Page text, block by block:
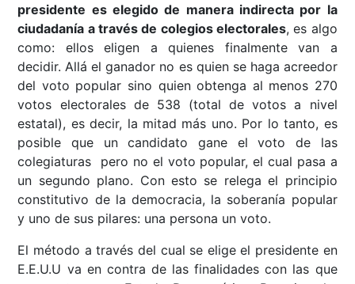
presidente es elegido de manera indirecta por la
ciudadanía a través de colegios electorales, es algo
como: ellos eligen a quienes finalmente van a
decidir. Allá el ganador no es quien se haga acreedor
del voto popular sino quien obtenga al menos 270
votos electorales de 538 (total de votos a nivel
estatal), es decir, la mitad más uno. Por lo tanto, es
posible que un candidato gane el voto de las
colegiaturas pero no el voto popular, el cual pasa a
un segundo plano. Con esto se relega el principio
constitutivo de la democracia, la soberanía popular
y uno de sus pilares: una persona un voto.
El método a través del cual se elige el presidente en
E.E.U.U va en contra de las finalidades con las que